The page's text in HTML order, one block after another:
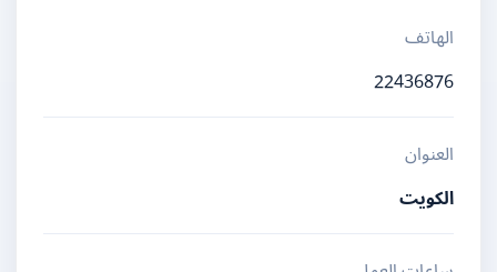
الهاتف
22436876
العنوان
الكويت